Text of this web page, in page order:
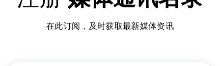
在此订阅，及时获取最新媒体资讯